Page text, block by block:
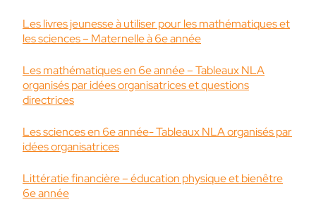
Les livres jeunesse à utiliser pour les mathématiques et
les sciences – Maternelle à 6e année
Les mathématiques en 6e année – Tableaux NLA
organisés par idées organisatrices et questions
directrices
Les sciences en 6e année- Tableaux NLA organisés par
idées organisatrices
Littératie financière – éducation physique et bienêtre
6e année